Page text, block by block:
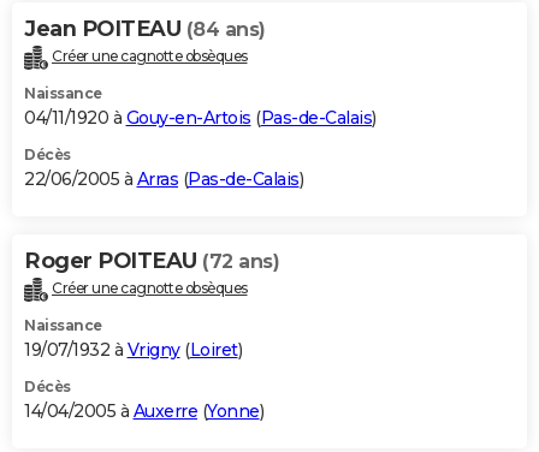
Jean POITEAU (84 ans)
Créer une cagnotte obsèques
Naissance
04/11/1920 à Gouy-en-Artois (Pas-de-Calais)
Décès
22/06/2005 à Arras (Pas-de-Calais)
Roger POITEAU (72 ans)
Créer une cagnotte obsèques
Naissance
19/07/1932 à Vrigny(Loiret)
Décès
14/04/2005 à Auxerre (Yonne)